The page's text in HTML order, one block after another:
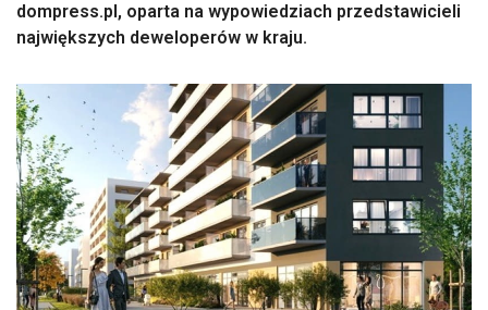
dompress.pl, oparta na wypowiedziach przedstawicieli
największych deweloperów w kraju.